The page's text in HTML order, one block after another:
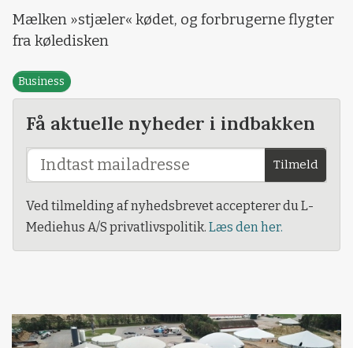
Mælken »stjæler« kødet, og forbrugerne flygter
fra køledisken
Business
Få aktuelle nyheder i indbakken
Tilmeld
Ved tilmelding af nyhedsbrevet accepterer du L-
Mediehus A/S privatlivspolitik. Læs den her.